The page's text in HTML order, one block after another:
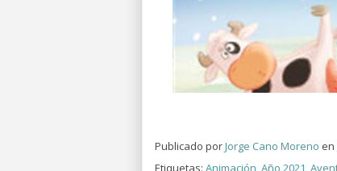
Publicado porJorge Cano Moreno en
Etiquetas: Animación,Año 2021,